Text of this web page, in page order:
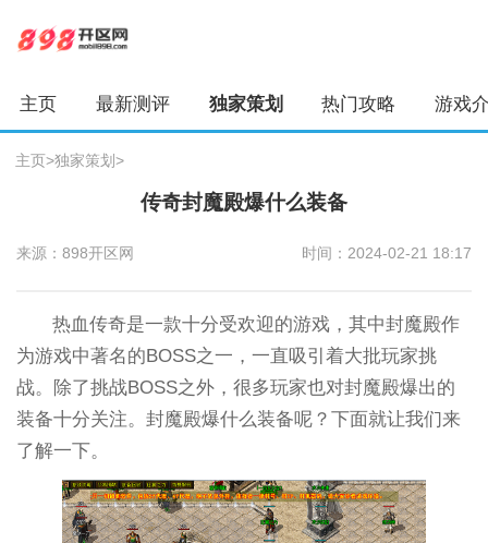
主页 最新测评 独家策划 热门攻略 游戏
主页>独家策划>
传奇封魔殿爆什么装备
来源：898开区网 时间：2024-02-21 18:17
热血传奇是一款十分受欢迎的游戏，其中封魔殿作
为游戏中著名的BOSS之一，一直吸引着大批玩家挑
战。除了挑战BOSS之外，很多玩家也对封魔殿爆出的
装备十分关注。封魔殿爆什么装备呢？下面就让我们来
了解一下。